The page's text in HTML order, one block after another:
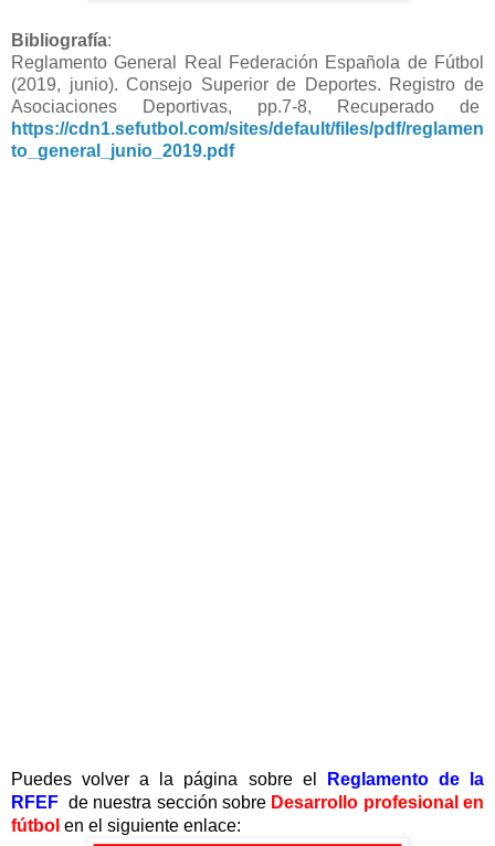
Bibliografía:
Reglamento General Real Federación Española de Fútbol
(2019, junio). Consejo Superior de Deportes. Registro de
Asociaciones Deportivas, pp.7-8, Recuperado de
https://cdn1.sefutbol.com/sites/default/files/pdf/reglamen
to_general_junio_2019.pdf
Puedes volver a la página sobre el
Reglamento de la
RFEF de nuestra sección sobre Desarrollo profesional en
fútbol en el siguiente enlace: